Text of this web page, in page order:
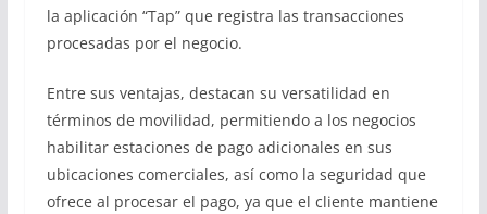
la aplicación “Tap” que registra las transacciones
procesadas por el negocio.
Entre sus ventajas, destacan su versatilidad en
términos de movilidad, permitiendo a los negocios
habilitar estaciones de pago adicionales en sus
ubicaciones comerciales, así como la seguridad que
ofrece al procesar el pago, ya que el cliente mantiene